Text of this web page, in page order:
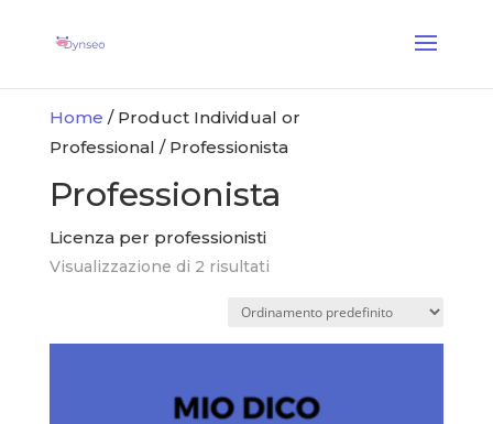
Home / Product Individual or
Professional / Professionista
Professionista
Licenza per professionisti
Visualizzazione di 2 risultati